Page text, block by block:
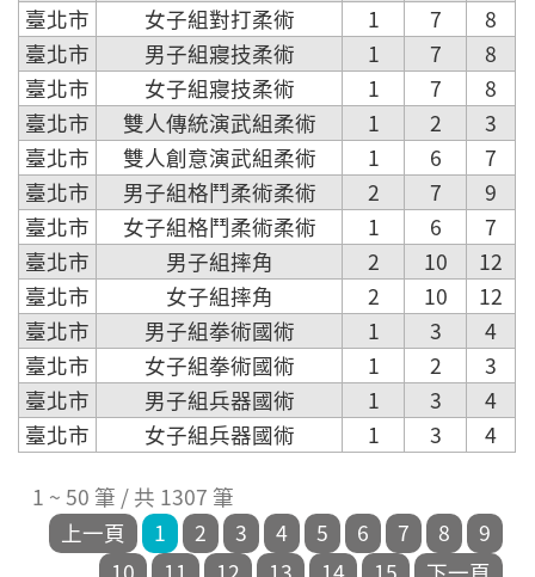
臺北市
女子組對打柔術 1 7
8
臺北市
男子組寢技柔術 1 7
8
臺北市
女子組寢技柔術 1 7
8
臺北市
雙人傳統演武組柔術 1 2
3
臺北市
雙人創意演武組柔術 1 6
7
臺北市
男子組格鬥柔術柔術 2 7
9
臺北市
女子組格鬥柔術柔術 1 6
7
臺北市
男子組摔角 2 10
12
臺北市
女子組摔角 2 10
12
臺北市
男子組拳術國術 1 3
4
臺北市
女子組拳術國術 1 2
3
臺北市
男子組兵器國術 1 3
4
臺北市
女子組兵器國術 1 3 4
1 ~ 50 筆 / 共 1307 筆